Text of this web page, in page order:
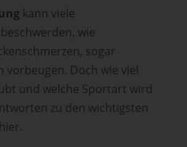
kann viele
wie
sogar
vorbeugen. Doch wie viel
und welche Sportart wird
zu den wichtigsten